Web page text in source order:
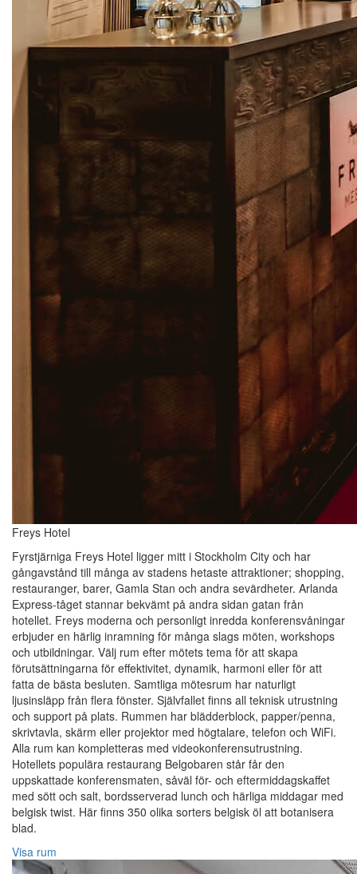
Freys Hotel
Fyrstjärniga Freys Hotel ligger mitt i Stockholm City och har
gångavstånd till många av stadens hetaste attraktioner; shopping,
restauranger, barer, Gamla Stan och andra sevärdheter. Arlanda
Express-tåget stannar bekvämt på andra sidan gatan från
hotellet. Freys moderna och personligt inredda konferensvåningar
erbjuder en härlig inramning för många slags möten, workshops
och utbildningar. Välj rum efter mötets tema för att skapa
förutsättningarna för effektivitet, dynamik, harmoni eller för att
fatta de bästa besluten. Samtliga mötesrum har naturligt
ljusinsläpp från flera fönster. Självfallet finns all teknisk utrustning
och support på plats. Rummen har blädderblock, papper/penna,
skrivtavla, skärm eller projektor med högtalare, telefon och WiFi.
Alla rum kan kompletteras med videokonferensutrustning.
Hotellets populära restaurang Belgobaren står får den
uppskattade konferensmaten, såväl för- och eftermiddagskaffet
med sött och salt, bordsserverad lunch och härliga middagar med
belgisk twist. Här finns 350 olika sorters belgisk öl att botanisera
blad.
Visa rum